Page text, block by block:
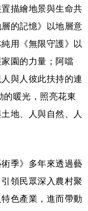
描繪地景與生命共
的記憶》以地層意
用《無限守護》以
園的力量；阿噹
與人彼此扶持的連
的暖光，照亮花東
地、人與自然、人
季》多年來透過藝
領民眾深入農村聚
色產業，進而帶動